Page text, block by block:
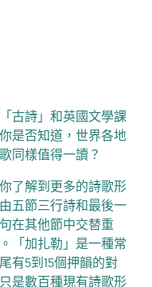
古詩」和英國文學課
是否知道，世界各地
同樣值得一讀？
了解到更多的詩歌形
五節三行詩和最後一
在其他節中交替重
「加扎勒」是一種常
有5到15個押韻的對
是數百種現有詩歌形